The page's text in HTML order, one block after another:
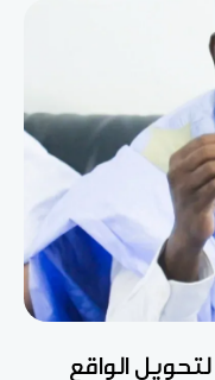
الواقع